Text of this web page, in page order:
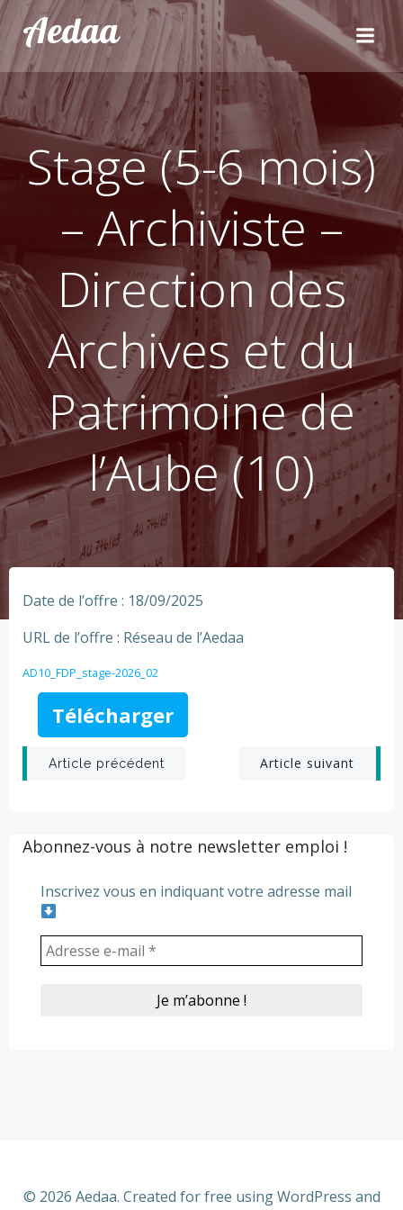
Aller
au
contenu
Aedaa
Stage (5-6 mois)
– Archiviste –
Direction des
Archives et du
Patrimoine de
l’Aube (10)
Date de l’offre : 18/09/2025
URL de l’offre : Réseau de l’Aedaa
AD10_FDP_stage-2026_02
Télécharger
Post
Article précédent
PostArticle suivant
Abonnez-vous à notre newsletter emploi !
Inscrivez vous en indiquant votre adresse mail
© 2026 Aedaa. Created for free using WordPress and